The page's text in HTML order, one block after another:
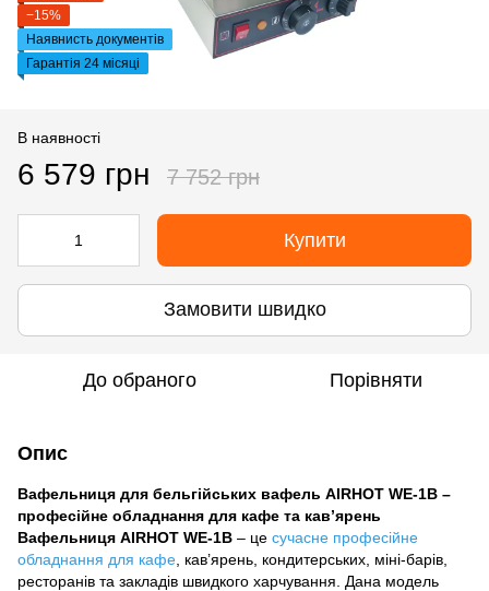
−15%
Наявнисть документів
Гарантія 24 місяці
В наявності
6 579 грн 7 752 грн
Купити
Замовити швидко
До обраного Порівняти
Опис
Вафельниця для бельгійських вафель AIRHOT WE-1B –
професійне обладнання для кафе та кав’ярень
Вафельниця AIRHOT WE-1B – це сучасне професійне
обладнання для кафе , кав’ярень, кондитерських, міні-барів,
ресторанів та закладів швидкого харчування. Дана модель